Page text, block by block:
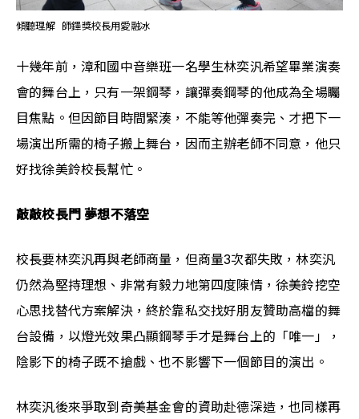
傾聽理解  師鐸獎校長用愛融冰
十幾年前，漳和國中音樂班一名學生林奕汎希望畢業演奏
會的舞台上，只有一架鋼琴，讓彈奏鋼琴的他成為全場矚
目焦點。但因節目時間緊湊，不能等他彈奏完、才把下一
場演出所需的椅子搬上舞台，因而主辦老師不同意，他只
好找徐美鈴校長幫忙。
敲敲校長門 夢想不落空
校長要林奕汎再與老師商量，但商量3次都失敗，林奕汎
仍然為堅持理想、非常有毅力地第四度陳情，徐美鈴挖空
心思找替代方案解決，終於靠私交找好朋友贊助高檔的舞
台設備，以燈光效果凸顯鋼琴手才是舞台上的「唯一」，
陰影下的椅子既不搶戲、也不影響下一個節目的演出。
林奕汎後來爭取到奇美基金會的資助赴德深造，也同樣再